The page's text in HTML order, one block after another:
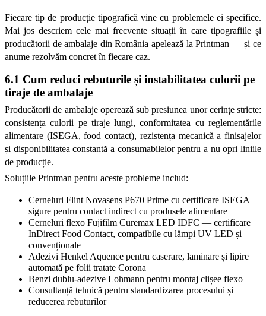
Fiecare tip de producție tipografică vine cu problemele ei specifice.
Mai jos descriem cele mai frecvente situații în care tipografiile și
producătorii de ambalaje din România apelează la Printman — și ce
anume rezolvăm concret în fiecare caz.
6.1 Cum reduci rebuturile și instabilitatea culorii pe
tiraje de ambalaje
Producătorii de ambalaje operează sub presiunea unor cerințe stricte:
consistența culorii pe tiraje lungi, conformitatea cu reglementările
alimentare (ISEGA, food contact), rezistența mecanică a finisajelor
și disponibilitatea constantă a consumabilelor pentru a nu opri liniile
de producție.
Soluțiile Printman pentru aceste probleme includ:
Cerneluri Flint Novasens P670 Prime cu certificare ISEGA —
sigure pentru contact indirect cu produsele alimentare
Cerneluri flexo Fujifilm Curemax LED IDFC — certificare
InDirect Food Contact, compatibile cu lămpi UV LED și
convenționale
Adezivi Henkel Aquence pentru caserare, laminare și lipire
automată pe folii tratate Corona
Benzi dublu-adezive Lohmann pentru montaj clișee flexo
Consultanță tehnică pentru standardizarea procesului și
reducerea rebuturilor